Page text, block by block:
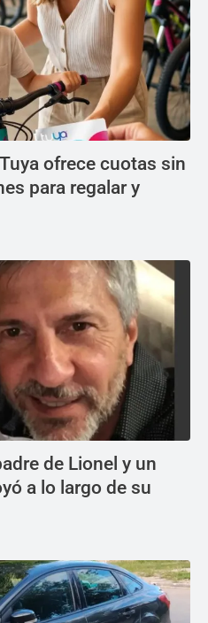
ofrece cuotas sin
para regalar y
de Lionel y un
a lo largo de su